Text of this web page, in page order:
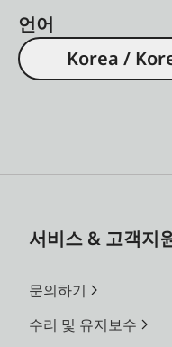
언어
Korea /
서비스 & 고객지
문의하기
수리 및 유지보수